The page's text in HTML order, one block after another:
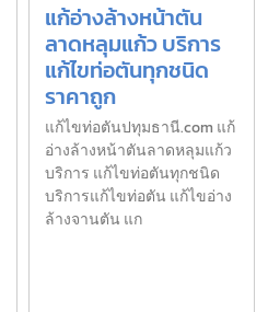
แก้อ่างล้างหน้าตัน
ลาดหลุมแก้ว บริการ
แก้ไขท่อตันทุกชนิด
ราคาถูก
แก้ไขท่อตันปทุมธานี.com แก้
อ่างล้างหน้าตันลาดหลุมแก้ว
บริการ แก้ไขท่อตันทุกชนิด
บริการแก้ไขท่อตัน แก้ไขอ่าง
ล้างจานตัน แก